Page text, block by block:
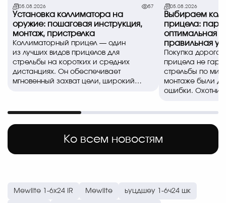
Ко всем новостям
05.08.2026 57
Установка коллиматора на
оружие: пошаговая инструкция,
монтаж, пристрелка
Коллиматорный прицел — один
из лучших видов прицелов для
стрельбы на коротких и средних
дистанциях. Он обеспечивает
мгновенный захват цели, широкий
05.08.2026
Выбираем
прицела:
оптимальная
правильная
Покупка
прицела не
стрельбы по
монтаже были
ошибки.
Mewlite 1-6x24 IR Mewlite ьуцдшеу 1-6ч24 шк